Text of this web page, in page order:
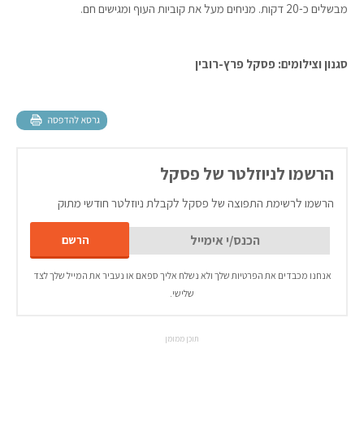
מבשלים כ-20 דקות. מניחים מעל את קוביות העוף ומגישים חם.
סגנון וצילומים: פסקל פרץ-רובין
הרשמו לניוזלטר של פסקל
הרשמו לרשימת התפוצה של פסקל לקבלת ניוזלטר חודשי מתוק
אנחנו מכבדים את הפרטיות שלך ולא נשלח אליך ספאם או נעביר את המייל שלך לצד
שלישי.
תוכן ממומן